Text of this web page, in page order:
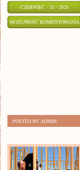
CZERWIEC - 20 - 2026
MOŻLIWOŚĆ KOMENTOWANIA
POSTED BY ADMIN